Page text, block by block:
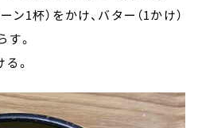
1杯）をかけ、バター（1かけ）
。
。